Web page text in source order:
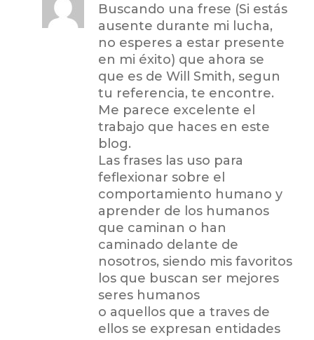
Buscando una frese (Si estás
ausente durante mi lucha,
no esperes a estar presente
en mi éxito) que ahora se
que es de Will Smith, segun
tu referencia, te encontre.
Me parece excelente el
trabajo que haces en este
blog.
Las frases las uso para
feflexionar sobre el
comportamiento humano y
aprender de los humanos
que caminan o han
caminado delante de
nosotros, siendo mis favoritos
los que buscan ser mejores
seres humanos
o aquellos que a traves de
ellos se expresan entidades